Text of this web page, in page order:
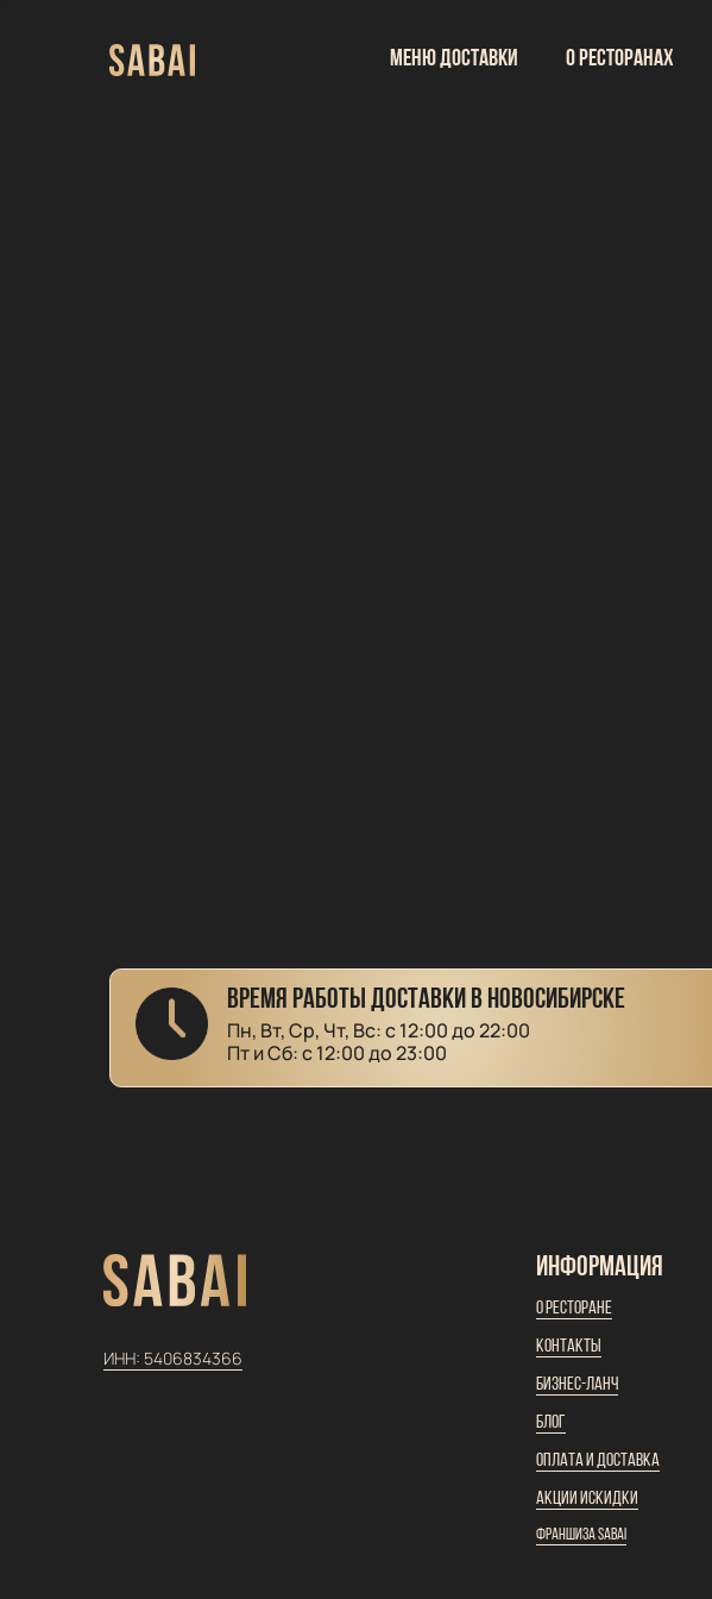
Меню доставки О ресторанах
ВРЕМЯ РАБОТЫ ДОСТАВКИ В НОВОСИБИРСКЕ
Пн, Вт, Ср, Чт, Вс: с 12:00 до 22:00
Пт и Сб: с 12:00 до 23:00
ИНН: 5406834366
ИНФОРМАЦИЯ
О ресторане
Контакты
Бизнес-ланч
Блог
Оплата и доставка
Акции искидки
Франшиза SABAI